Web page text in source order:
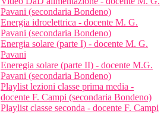
Pavani (secondaria Bondeno)
Energia idroelettrica - docente M. G.
Pavani (secondaria Bondeno)
Energia solare (parte I) - docente M. G.
Pavani
Eneregia solare (parte II) - docente M.G.
Pavani (secondaria Bondeno)
Playlist lezioni classe prima media -
docente F. Campi (secondaria Bondeno)
Playlist classe seconda - docente F. Campi